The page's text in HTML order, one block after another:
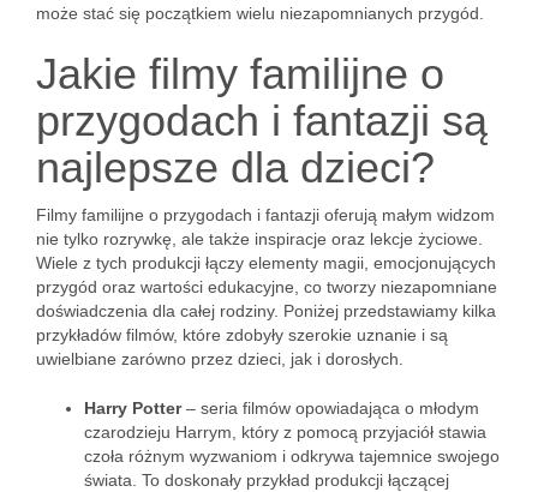
może stać się początkiem wielu niezapomnianych przygód.
Jakie filmy familijne o
przygodach i fantazji są
najlepsze dla dzieci?
Filmy familijne o przygodach i fantazji oferują małym widzom
nie tylko rozrywkę, ale także inspiracje oraz lekcje życiowe.
Wiele z tych produkcji łączy elementy magii, emocjonujących
przygód oraz wartości edukacyjne, co tworzy niezapomniane
doświadczenia dla całej rodziny. Poniżej przedstawiamy kilka
przykładów filmów, które zdobyły szerokie uznanie i są
uwielbiane zarówno przez dzieci, jak i dorosłych.
Harry Potter– seria filmów opowiadająca o młodym
czarodzieju Harrym, który z pomocą przyjaciół stawia
czoła różnym wyzwaniom i odkrywa tajemnice swojego
świata. To doskonały przykład produkcji łączącej